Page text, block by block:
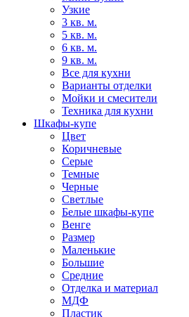
Узкие
3 кв. м.
5 кв. м.
6 кв. м.
9 кв. м.
Все для кухни
Варианты отделки
Мойки и смесители
Техника для кухни
Шкафы-купе
Цвет
Коричневые
Серые
Темные
Черные
Светлые
Белые шкафы-купе
Венге
Размер
Маленькие
Большие
Средние
Отделка и материал
МДФ
Пластик